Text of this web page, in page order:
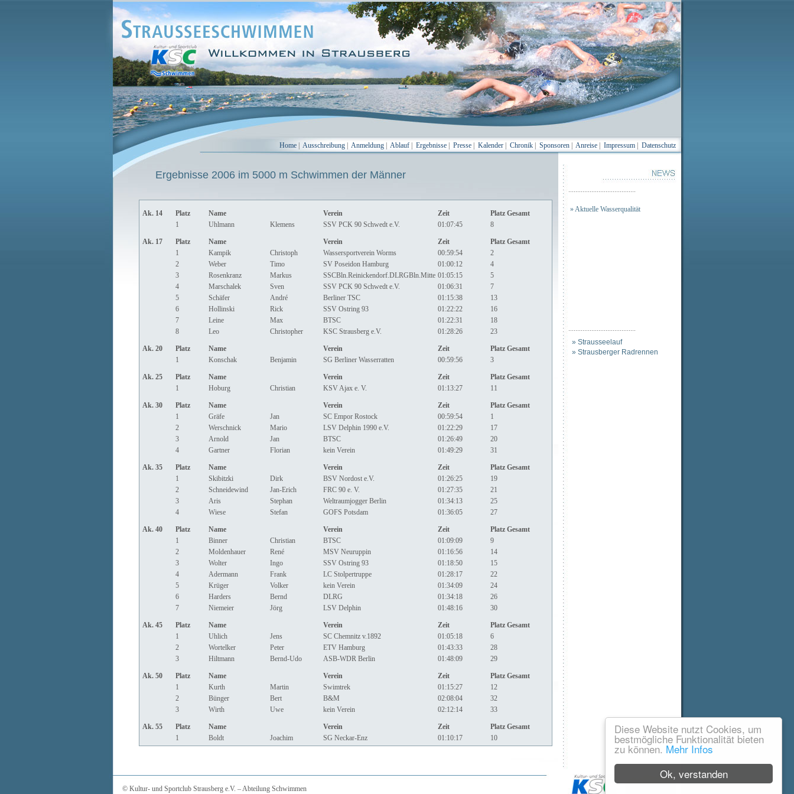
Ok, verstanden
Diese Website nutzt Cookies, um
bestmögliche Funktionalität bieten
zu können. Mehr Infos
Home Ausschreibung Anmeldung Ablauf Ergebnisse Presse Kalender Chronik Sponsoren Anreise Impressum Datenschutz
Ergebnisse 2006 im 5000 m Schwimmen der Männer
Ak. 14 Platz Name Verein Zeit
Platz Gesamt
1
Uhlmann Klemens SSV PCK 90 Schwedt e.V. 01:07:45 8
Ak. 17 Platz Name Verein Zeit
Platz Gesamt
1
Kampik Christoph Wassersportverein Worms 00:59:54
2
2
Weber Timo SV Poseidon Hamburg 01:00:12
4
3
Rosenkranz Markus SSCBln.Reinickendorf.DLRGBln.Mitte 01:05:15
5
4
Marschalek Sven SSV PCK 90 Schwedt e.V. 01:06:31
7
5
Schäfer André Berliner TSC 01:15:38
13
6
Hollinski Rick SSV Ostring 93 01:22:22
16
7
Leine Max BTSC 01:22:31
18
8
Leo Christopher KSC Strausberg e.V. 01:28:26 23
Ak. 20 Platz Name Verein Zeit
Platz Gesamt
1
Konschak Benjamin SG Berliner Wasserratten 00:59:56 3
Ak. 25 Platz Name Verein Zeit
Platz Gesamt
1
Hoburg Christian KSV Ajax e. V. 01:13:27 11
Ak. 30 Platz Name Verein Zeit
Platz Gesamt
1
Gräfe Jan SC Empor Rostock 00:59:54
1
2
Werschnick Mario LSV Delphin 1990 e.V. 01:22:29
17
3
Arnold Jan BTSC 01:26:49
20
4
Gartner Florian kein Verein 01:49:29 31
Ak. 35 Platz Name Verein Zeit
Platz Gesamt
1
Skibitzki Dirk BSV Nordost e.V. 01:26:25
19
2
Schneidewind Jan-Erich FRC 90 e. V. 01:27:35
21
3
Aris Stephan Weltraumjogger Berlin 01:34:13
25
4
Wiese Stefan GOFS Potsdam 01:36:05 27
Ak. 40 Platz Name Verein Zeit
Platz Gesamt
1
Binner Christian BTSC 01:09:09
9
2
Moldenhauer René MSV Neuruppin 01:16:56
14
3
Wolter Ingo SSV Ostring 93 01:18:50
15
4
Adermann Frank LC Stolpertruppe 01:28:17
22
5
Krüger Volker kein Verein 01:34:09
24
6
Harders Bernd DLRG 01:34:18
26
7
Niemeier Jörg LSV Delphin 01:48:16 30
Ak. 45 Platz Name Verein Zeit
Platz Gesamt
1
Uhlich Jens SC Chemnitz v.1892 01:05:18
6
2
Wortelker Peter ETV Hamburg 01:43:33
28
3
Hiltmann Bernd-Udo ASB-WDR Berlin 01:48:09 29
Ak. 50 Platz Name Verein Zeit
Platz Gesamt
1
Kurth Martin Swimtrek 01:15:27
12
2
Bünger Bert B&M 02:08:04
32
3
Wirth Uwe kein Verein 02:12:14 33
Ak. 55 Platz Name Verein Zeit
Platz Gesamt
1
Boldt Joachim SG Neckar-Enz 01:10:17 10
......................................
» Aktuelle Wasserqualität
......................................
» Strausseelauf
» Strausberger Radrennen
© Kultur- und Sportclub Strausberg e.V. – Abteilung Schwimmen